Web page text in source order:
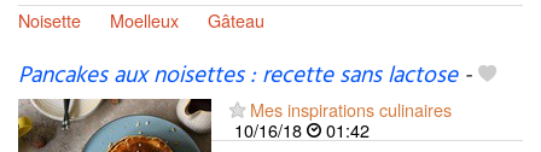
Noisette
Moelleux Gâteau
Pancakes aux noisettes : recette sans lactose-
Mes inspirations culinaires
10/16/18
01:42